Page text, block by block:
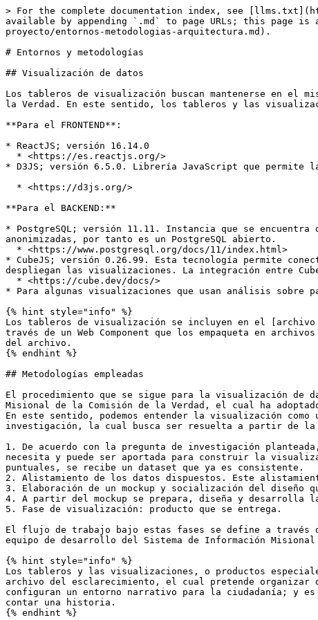
> For the complete documentation index, see
available by appending `.md` to page URLs; this page
proyecto/entornos-metodologias-arquitectura.md).
# Entornos y metodologías
## Visualización de datos
Los tableros de visualización buscan mantenerse en el
la Verdad. En este sentido, los tableros y las
**Para el FRONTEND**:
* ReactJS; versión 16.14.0
* D3JS; versión 6.5.0. Librería JavaScript que permite
**Para el BACKEND:**
* PostgreSQL; versión 11.11. Instancia que se
anonimizadas, por tanto es un PostgreSQL abierto.
* CubeJS; versión 0.26.99. Esta tecnología permite
despliegan las visualizaciones. La integración entre
* Para algunas visualizaciones que usan análisis
{% hint style="info" %}
Los tableros de visualización se incluyen en el [archivo
través de un Web Component que los empaqueta en
del archivo.
{% endhint %}
## Metodologías empleadas
El procedimiento que se sigue para la visualización de
Misional de la Comisión de la Verdad, el cual ha
En este sentido, podemos entender la visualización
investigación, la cual busca ser resuelta a partir de la
1. De acuerdo con la pregunta de investigación
necesita y puede ser aportada para construir la
puntuales, se recibe un dataset que ya es consistente.
2. Alistamiento de los datos dispuestos. Este
3. Elaboración de un mockup y socialización del diseño
4. A partir del mockup se prepara, diseña y desarrolla
5. Fase de visualización: producto que se entrega.
El flujo de trabajo bajo estas fases se define a través
equipo de desarrollo del Sistema de Información Misional
{% hint style="info" %}
Los tableros y las visualizaciones, o productos
archivo del esclarecimiento, el cual pretende organizar
configuran un entorno narrativo para la ciudadanía; y
contar una historia.